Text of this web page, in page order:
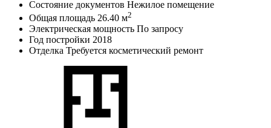
Состояние документов Нежилое помещение
Общая площадь 26.40 м2
Электрическая мощность По запросу
Год постройки 2018
Отделка Требуется косметический ремонт